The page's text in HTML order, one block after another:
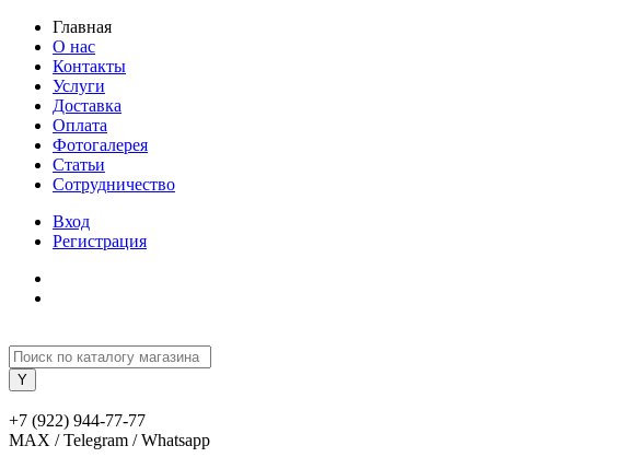
Главная
О нас
Контакты
Услуги
Доставка
Оплата
Фотогалерея
Статьи
Сотрудничество
Вход
Регистрация
+7 (922) 944-77-77
MAX / Telegram / Whatsapp